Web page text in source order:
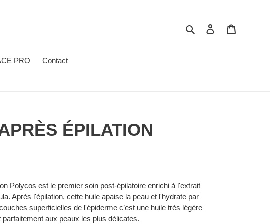
RechercherSe connecter
PRO Contact
ÉPILATION
Polycos est le premier soin post-épilatoire enrichi à l'extrait
Après l'épilation, cette huile apaise la peau et l'hydrate par
superficielles de l'épiderme c’est une huile très légère
aux peaux les plus délicates.